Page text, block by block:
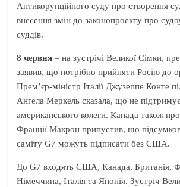
Антикорупційного суду про створення
внесення змін до законопроекту про
суддів.
8 червня– на зустрічі Великої Сімки,
заявив, що потрібно прийняти Росію до
Прем’єр-міністр Італії Джузеппе Конте
Ангела Меркель сказала, що не
американського колеги. Канада також
Франції Макрон припустив, що
саміту G7 можуть підписати без США.
До G7 входять США, Канада, Британія,
Німеччина, Італія та Японія. Зустріч